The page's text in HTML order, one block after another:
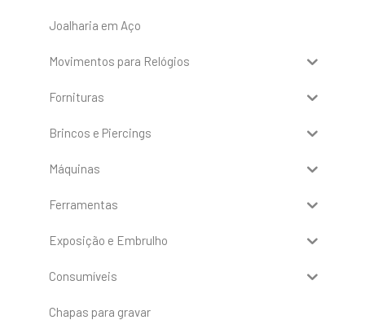
Joalharia em Aço
Movimentos para Relógios
Fornituras
Brincos e Piercings
Máquinas
Ferramentas
Exposição e Embrulho
Consumíveis
Chapas para gravar